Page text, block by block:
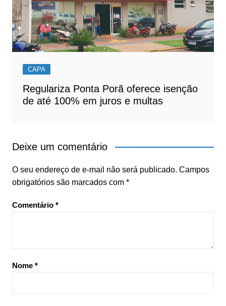
CAPA
Regulariza Ponta Porã oferece isenção
de até 100% em juros e multas
Deixe um comentário
O seu endereço de e-mail não será publicado. Campos
obrigatórios são marcados com *
Comentário *
Nome *